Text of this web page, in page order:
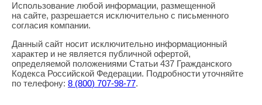
Правовая информация
Использование любой информации, размещенной
на сайте, разрешается исключительно с письменного
согласия компании.
Данный сайт носит исключительно информационный
характер и не является публичной офертой,
определяемой положениями Статьи 437 Гражданского
Кодекса Российской Федерации. Подробности уточняйте
по телефону: 8 (800) 707-98-77.